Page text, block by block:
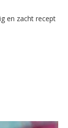
en zacht recept